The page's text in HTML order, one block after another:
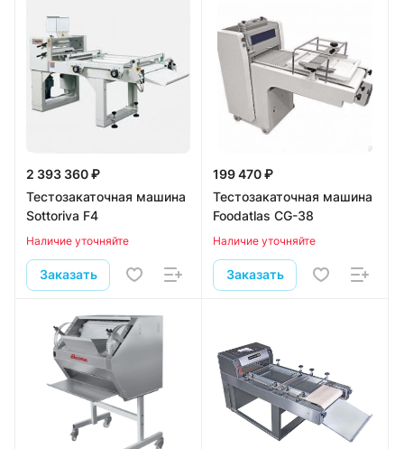
2 393 360 ₽
Тестозакаточная машина
Sottoriva F4
Наличие уточняйте
Заказать
199 470 ₽
Тестозакаточная машина
Foodatlas CG-38
Наличие уточняйте
Заказать